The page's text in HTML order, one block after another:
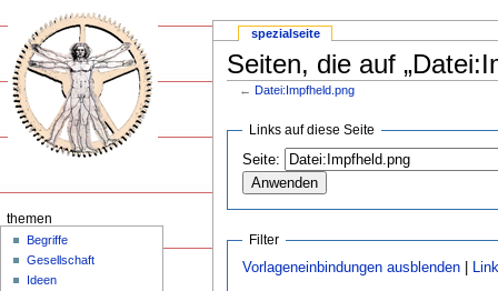
Seiten, die auf
← Datei:Impfheld.png
Links auf diese Seite
Seite:
Filter
Vorlageneinbindungen ausblenden|
spezialseite
themen
Begriffe
Gesellschaft
Ideen